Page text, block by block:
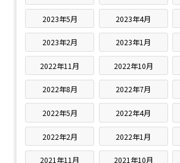
2023年5月 2023年4月
2023年2月 2023年1月
2022年11月 2022年10月
2022年8月 2022年7月
2022年5月 2022年4月
2022年2月 2022年1月
2021年11月 2021年10月